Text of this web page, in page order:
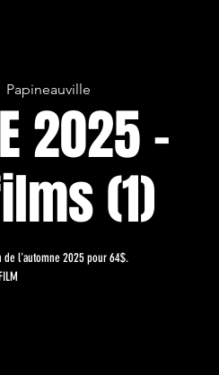
Papineauville
2025 -
(1)
de l'automne 2025 pour 64$.